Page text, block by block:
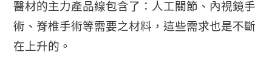
醫材的主力產品線包含了：人工關節、內視鏡手
術、脊椎手術等需要之材料，這些需求也是不斷
在上升的。